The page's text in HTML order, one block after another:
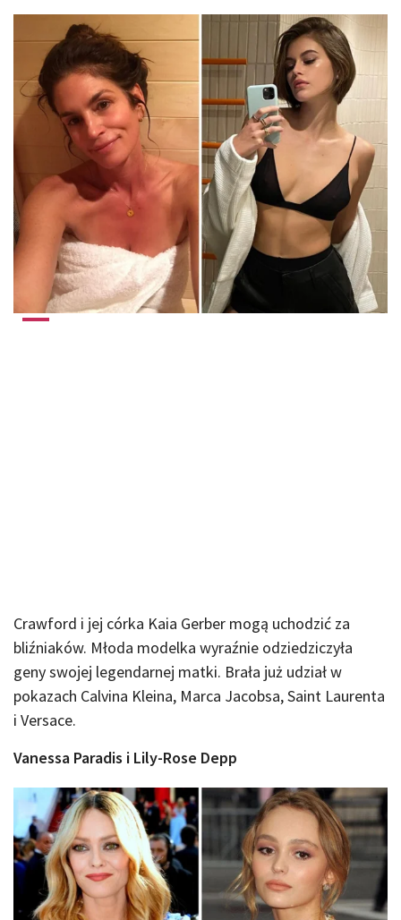
Crawford i jej córka Kaia Gerber mogą uchodzić za
bliźniaków. Młoda modelka wyraźnie odziedziczyła
geny swojej legendarnej matki. Brała już udział w
pokazach Calvina Kleina, Marca Jacobsa, Saint Laurenta
i Versace.
Vanessa Paradis i Lily-Rose Depp